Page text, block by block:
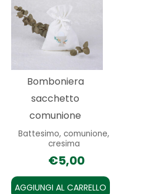
Bomboniera
sacchetto
comunione
Battesimo, comunione,
cresima
€5,00
AGGIUNGI AL CARRELLO